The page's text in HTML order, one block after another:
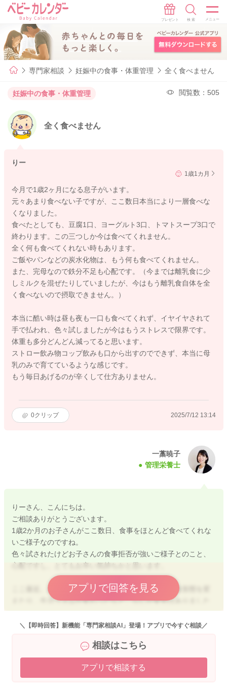
専門家相談 妊娠中の食事・体重管理 全く食べません
妊娠中の食事・体重管理 閲覧数：505
全く食べません
りー
1歳1カ月
今月で1歳2ヶ月になる息子がいます。
元々あまり食べない子ですが、ここ数日本当により一層食べな
くなりました。
食べたとしても、豆腐1口、ヨーグルト3口、トマトスープ3口で
終わります。この三つしか今は食べてくれません。
全く何も食べてくれない時もあります。
ご飯やパンなどの炭水化物は、もう何も食べてくれません。
また、完母なので鉄分不足も心配です。（今までは離乳食に少
しミルクを混ぜたりしていましたが、今はもう離乳食自体を全
く食べないので摂取できません。）
本当に酷い時は昼も夜も一口も食べてくれず、イヤイヤされて
手で払われ、色々試しましたが今はもうストレスで限界です。
体重も多分どんどん減ってると思います。
ストロー飲み物コップ飲みも口から出すのでできず、本当に母
乳のみで育てているような感じです。
もう毎日あげるのが辛くして仕方ありません。
0クリップ 2025/7/12 13:14
一藁暁子
管理栄養士
りーさん、こんにちは。
ご相談ありがとうございます。
1歳2か月のお子さんがここ数日、食事をほとんど食べてくれな
いご様子なのですね。
色々試されたけどお子さんの食事拒否が強いご様子とのこと、
心配ですし、とてもお辛い気持ちかと思います。
ここ最近、お子さんがご病気をされたり、離乳食の食形態を変
えたり、生活リズムが変わったなど、なにか変化はありました
でしょうか。
・お腹が空いていない（頻回授乳など）
・食形態があっていない
アプリで回答を見る
＼【即時回答】新機能「専門家相談AI」登場！アプリで今すぐ相談／
相談はこちら
アプリで相談する